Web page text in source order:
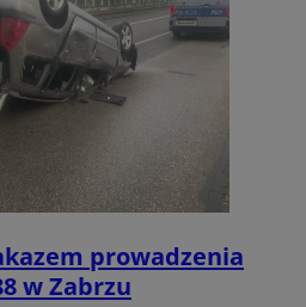
prowadzenia
w Zabrzu